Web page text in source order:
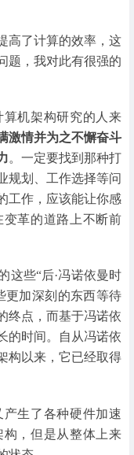
高了计算的效率，这
题，我对此有很强的
机架构研究的人来
激情并为之不懈奋斗
。一定要找到那种打
规划、工作选择等问
工作，应该能让你感
革的道路上不断前
这些“后·冯诺依曼时
更加深刻的东西等待
终点，而基于冯诺依
的时间。自从冯诺依
构以来，它已经取得
生了各种硬件加速
，但是从整体上来